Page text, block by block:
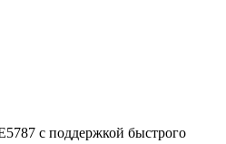
с поддержкой быстрого